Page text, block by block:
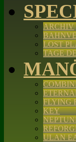
ARCHIV
LOST
TAGE
FLYING
KEY
ULAN